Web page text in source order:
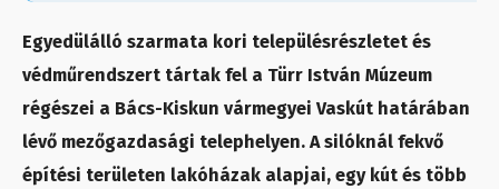
Egyedülálló szarmata kori településrészletet és
védműrendszert tártak fel a Türr István Múzeum
régészei a Bács-Kiskun vármegyei Vaskút határában
lévő mezőgazdasági telephelyen. A silóknál fekvő
építési területen lakóházak alapjai, egy kút és több